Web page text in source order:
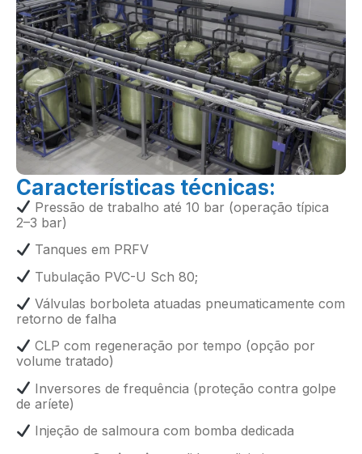
Características técnicas:
Pressão de trabalho até 10 bar (operação típica
2–3 bar)
Tanques em PRFV
Tubulação PVC-U Sch 80;
Válvulas borboleta atuadas pneumaticamente com
retorno de falha
CLP com regeneração por tempo (opção por
volume tratado)
Inversores de frequência (proteção contra golpe
de aríete)
Injeção de salmoura com bomba dedicada